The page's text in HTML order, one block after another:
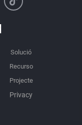
Solució
Recurso
Projecte